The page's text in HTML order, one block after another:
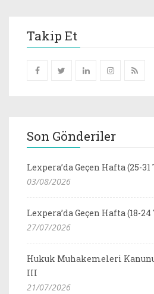
Takip Et
Son Gönderiler
Lexpera’da Geçen Hafta (25-
03/08/2026
Lexpera’da Geçen Hafta (18-
27/07/2026
Hukuk Muhakemeleri
III
21/07/2026